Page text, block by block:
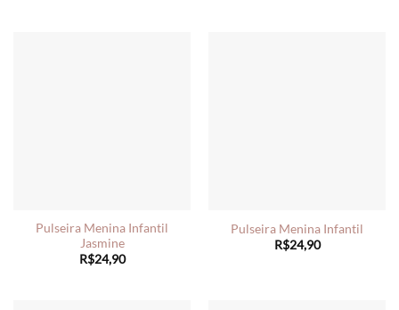
Pulseira Menina Infantil
Jasmine
R$24,90
Pulseira Menina Infantil
R$24,90